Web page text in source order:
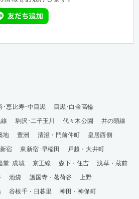
･恵比寿･中目黒
目黒･白金高輪
駒沢･二子玉川 代々木公園
井の頭線
地 豊洲 清澄・門前仲町
皇居西側
宿 東新宿･早稲田
戸越・大井町
堂･成城 京王線 森下・住吉
浅草・蔵前
池袋 護国寺・茗荷谷
上野
谷根千・日暮里
神田・神保町